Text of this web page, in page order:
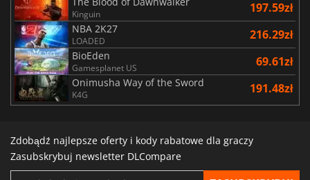
Kinguin 197.59zł
NBA 2K27
LOADED 216.29zł
BioEden
Gamesplanet US 69.61zł
Onimusha Way of the Sword
K4G 191.48zł
Zdobądź najlepsze oferty i kody rabatowe dla graczy
Zasubskrybuj newsletter DLCompare